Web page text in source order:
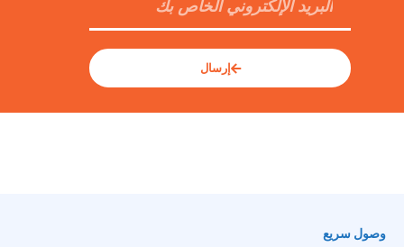
إرسال
وصول سريع